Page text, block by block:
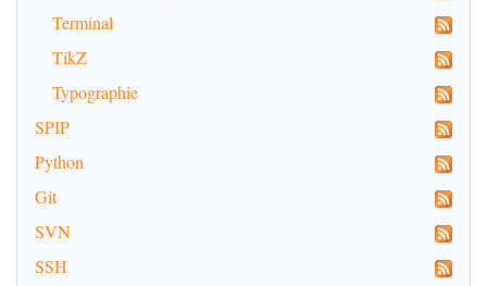
Terminal
TikZ
Typographie
SPIP
Python
Git
SVN
SSH